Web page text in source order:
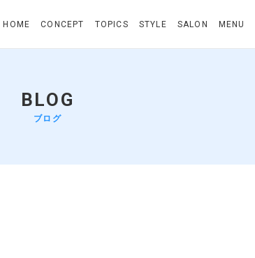
HOME CONCEPT TOPICS STYLE SALON MENU
BLOG
ブログ